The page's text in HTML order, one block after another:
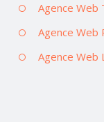
Agence Web
Agence Web
Agence Web